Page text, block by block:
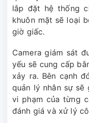
lắp đặt hệ thống
khuôn mặt sẽ loại
giờ giấc.
Camera giám sát
yếu sẽ cung cấp
xảy ra. Bên cạnh
quản lý nhân sự
vi phạm của từng
đánh giá và xử lý